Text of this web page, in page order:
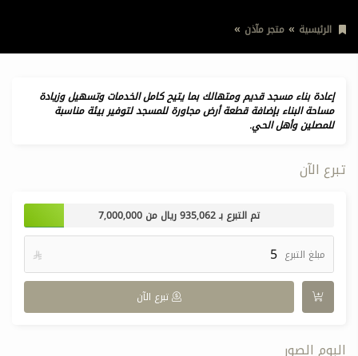
الرئيسية متجر مآذن
إعادة بناء مسجد قديم ومتهالك بما يتيح كامل الخدمات وتسهيل وزيادة
مساحة البناء بإضافة قطعة أرض مجاورة للمسجد لتوفير بيئة مناسبة
للمصلين وأهل الحي.
تبرع الآن
تم التبرع بـ935,062ريال من 7,000,000
مبلغ التبرع 
تبرع الآن
البوم الصور